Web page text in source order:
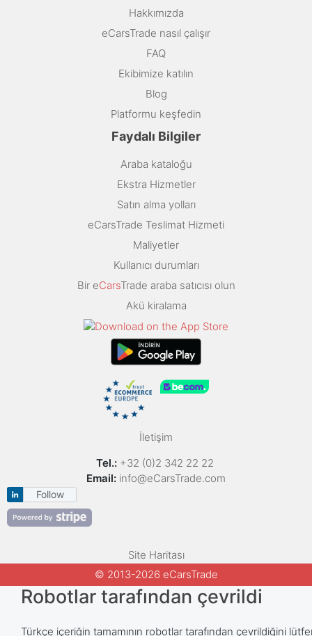
Hakkımızda
eCarsTrade nasıl çalışır
FAQ
Ekibimize katılın
Blog
Platformu keşfedin
Faydalı Bilgiler
Araba kataloğu
Ekstra Hizmetler
Satın alma yolları
eCarsTrade Teslimat Hizmeti
Maliyetler
Kullanıcı durumları
Bir eCarsTrade araba satıcısı olun
Akü kiralama
İletişim
Tel.: +32 (0)2 342 22 22
Email: info@eCarsTrade.com
Follow
Site Haritası
© 2013-2026 eCarsTrade
Robotlar tarafından çevrildi
Türkçe içeriğin tamamının robotlar tarafından çevrildiğini